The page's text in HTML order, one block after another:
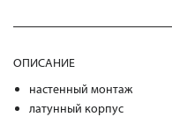
ОПИСАНИЕ
настенный монтаж
латунный корпус